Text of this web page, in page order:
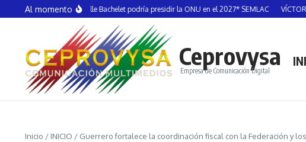
Saltar al contenido
Al momento
*Michelle Bachelet podría presidir la ONU en el 2027* SEMLAC VÍCTOR SÁNCHEZ
Ceprovysa
Empresa de Comunicación Digital
Inicio / INICIO / Guerrero fortalece la coordinación fiscal con la Federación y